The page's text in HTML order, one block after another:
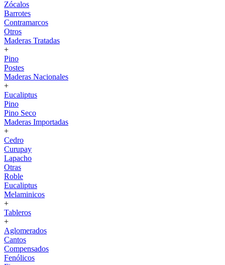
Zócalos
Barrotes
Contramarcos
Otros
Maderas Tratadas
+
Pino
Postes
Maderas Nacionales
+
Eucaliptus
Pino
Pino Seco
Maderas Importadas
+
Cedro
Curupay
Lapacho
Otras
Roble
Eucaliptus
Melaminicos
+
Tableros
+
Aglomerados
Cantos
Compensados
Fenólicos